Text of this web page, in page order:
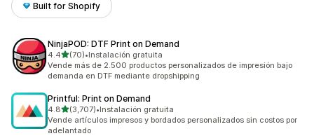
Built for Shopify
NinjaPOD: DTF Print on Demand
4.4de 5 estrellas
(70)
70 reseñas en total
•Instalación gratuita
Vende más de 2.500 productos personalizados de impresión bajo
demanda en DTF mediante dropshipping
Printful: Print on Demand
4.8de 5 estrellas
(3,707)
3707 reseñas en total
•Instalación gratuita
Vende artículos impresos y bordados personalizados sin costos por
adelantado